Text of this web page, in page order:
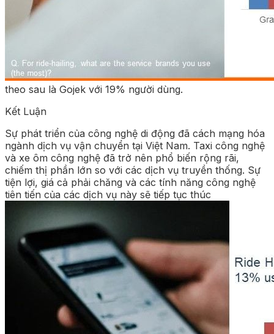
theo sau là Gojek với 19% người dùng.
Kết Luận
Sự phát triển của công nghệ di động đã cách mạng hóa
ngành dịch vụ vận chuyển tại Việt Nam. Taxi công nghệ
và xe ôm công nghệ đã trở nên phổ biến rộng rãi,
chiếm thị phần lớn so với các dịch vụ truyền thống. Sự
tiện lợi, giá cả phải chăng và các tính năng công nghệ
tiên tiến của các dịch vụ này sẽ tiếp tục thúc